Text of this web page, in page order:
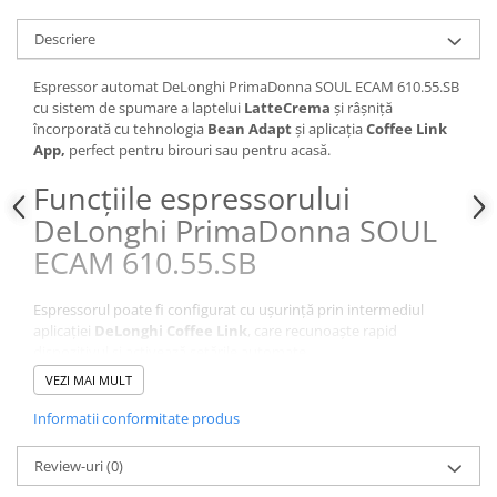
Descriere
Espressor automat DeLonghi PrimaDonna SOUL ECAM 610.55.SB
cu sistem de spumare a laptelui LatteCrema și râșniță
încorporată cu tehnologia Bean Adaptși aplicațiaCoffee Link
App, perfect pentru birouri sau pentru acasă.
Funcțiile espressorului
DeLonghi PrimaDonna SOUL
ECAM 610.55.SB
Espressorul poate fi configurat cu ușurință prin intermediul
aplicației DeLonghi Coffee Link , care recunoaște rapid
Conectează-ți smartphone-ul la espressorul
prin aplicația dedicată, selectând originea și tipul boabelor de
cafea în funcție de amestec și nivelul de prăjire (ușor, mediu,
ajustând fin granulația, cantitatea și temperatura cafelei pentru o
experiență optimă.
VEZI MAI MULT
Informatii conformitate produs
Review-uri(0)